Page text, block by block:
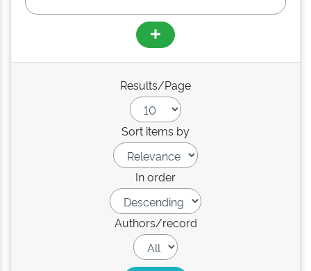
Results/Page
Sort items by
In order
Authors/record